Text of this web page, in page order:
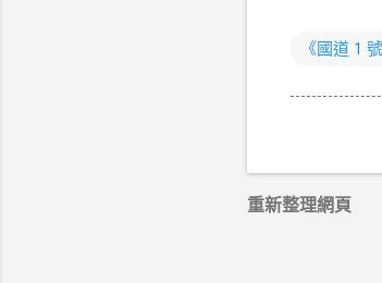
《國道 1
重新整理網頁